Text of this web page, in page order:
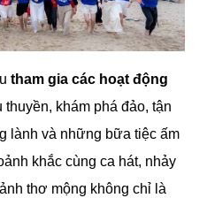
tham gia các hoạt động
khám phá đảo, tận
lành và những bữa tiệc ấm
khắc cùng ca hát, nhảy
thơ mộng không chỉ là